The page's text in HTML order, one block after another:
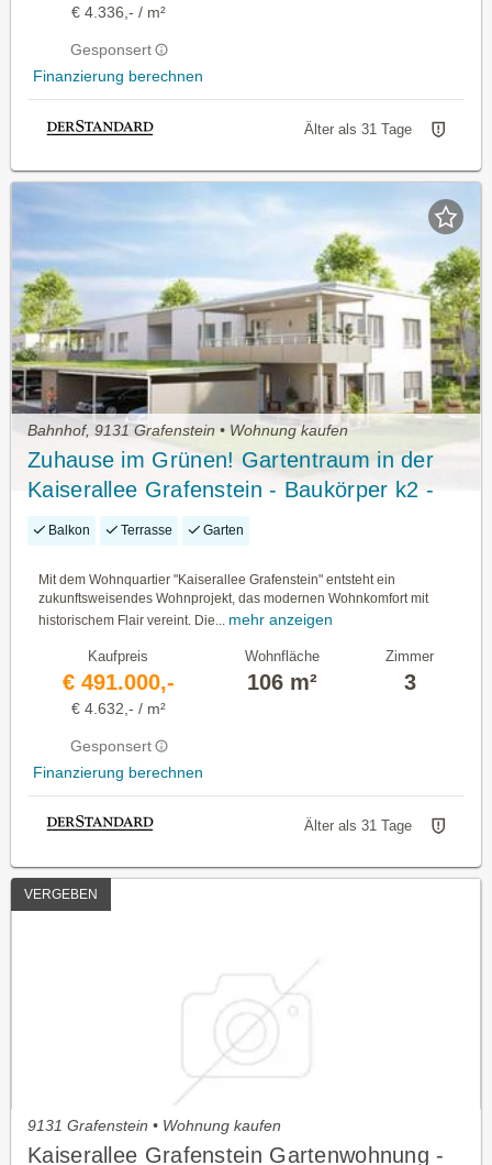
€ 4.336,- / m²
Gesponsert
Finanzierung berechnen
Älter als 31 Tage
Bahnhof, 9131 Grafenstein • Wohnung kaufen
Zuhause im Grünen! Gartentraum in der
Kaiserallee Grafenstein - Baukörper k2 -
Top 1 (Eg)
Balkon Terrasse Garten
Mit dem Wohnquartier "Kaiserallee Grafenstein" entsteht ein
zukunftsweisendes Wohnprojekt, das modernen Wohnkomfort mit
historischem Flair vereint. Die...
mehr anzeigen
Kaufpreis
€ 491.000,-
€ 4.632,- / m²
Gesponsert
Finanzierung berechnen
Wohnfläche
106 m²
Zimmer
3
Älter als 31 Tage
VERGEBEN
9131 Grafenstein • Wohnung kaufen
Kaiserallee Grafenstein Gartenwohnung -